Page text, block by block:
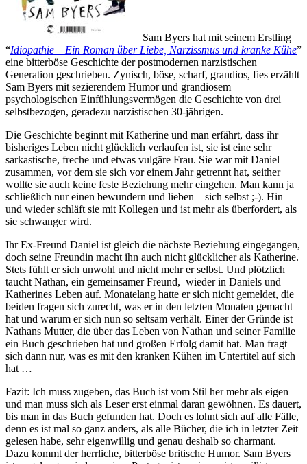
Sam Byers hat mit seinem Erstling
“Idiopathie – Ein Roman über Liebe, Narzissmus und kranke Kühe”
eine bitterböse Geschichte der postmodernen narzistischen
Generation geschrieben. Zynisch, böse, scharf, grandios, fies erzählt
Sam Byers mit sezierendem Humor und grandiosem
psychologischen Einfühlungsvermögen die Geschichte von drei
selbstbezogen, geradezu narzistischen 30-jährigen.
Die Geschichte beginnt mit Katherine und man erfährt, dass ihr
bisheriges Leben nicht glücklich verlaufen ist, sie ist eine sehr
sarkastische, freche und etwas vulgäre Frau. Sie war mit Daniel
zusammen, vor dem sie sich vor einem Jahr getrennt hat, seither
wollte sie auch keine feste Beziehung mehr eingehen. Man kann ja
schließlich nur einen bewundern und lieben – sich selbst ;-). Hin
und wieder schläft sie mit Kollegen und ist mehr als überfordert, als
sie schwanger wird.
Ihr Ex-Freund Daniel ist gleich die nächste Beziehung eingegangen,
doch seine Freundin macht ihn auch nicht glücklicher als Katherine.
Stets fühlt er sich unwohl und nicht mehr er selbst. Und plötzlich
taucht Nathan, ein gemeinsamer Freund, wieder in Daniels und
Katherines Leben auf. Monatelang hatte er sich nicht gemeldet, die
beiden fragen sich zurecht, was er in den letzten Monaten gemacht
hat und warum er sich nun so seltsam verhält. Einer der Gründe ist
Nathans Mutter, die über das Leben von Nathan und seiner Familie
ein Buch geschrieben hat und großen Erfolg damit hat. Man fragt
sich dann nur, was es mit den kranken Kühen im Untertitel auf sich
hat …
Fazit: Ich muss zugeben, das Buch ist vom Stil her mehr als eigen
und man muss sich als Leser erst einmal daran gewöhnen. Es dauert,
bis man in das Buch gefunden hat. Doch es lohnt sich auf alle Fälle,
denn es ist mal so ganz anders, als alle Bücher, die ich in letzter Zeit
gelesen habe, sehr eigenwillig und genau deshalb so charmant.
Dazu kommt der herrliche, bitterböse britische Humor. Sam Byers